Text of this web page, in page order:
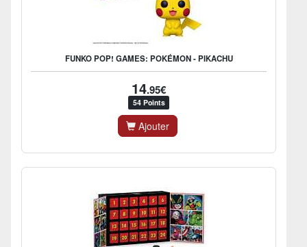
FUNKO POP! GAMES: POKÉMON - PIKACHU
14.95€
54 Points
Ajouter